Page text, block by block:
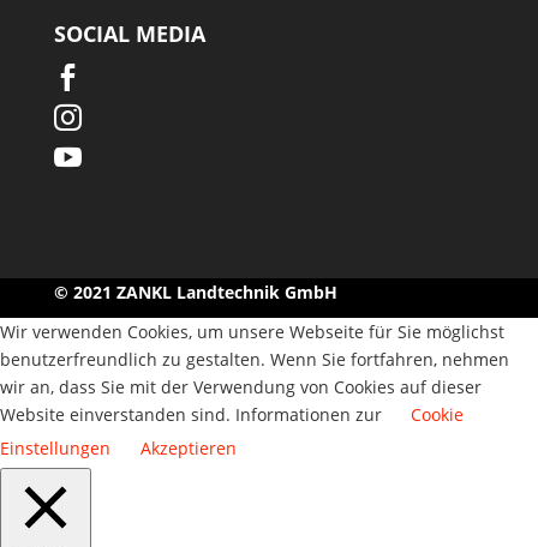
SOCIAL MEDIA



© 2021 ZANKL Landtechnik GmbH
Wir verwenden Cookies, um unsere Webseite für Sie möglichst
benutzerfreundlich zu gestalten. Wenn Sie fortfahren, nehmen
wir an, dass Sie mit der Verwendung von Cookies auf dieser
Website einverstanden sind. Informationen zur
Cookie
Einstellungen
Akzeptieren